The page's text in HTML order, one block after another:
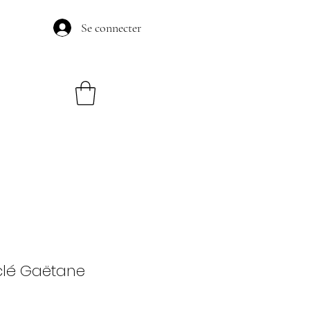
Se connecter
Gaëtane